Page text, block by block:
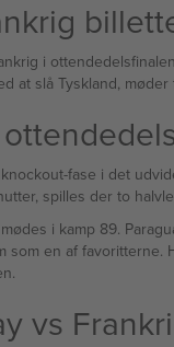
i
at slå Tyskland,
fase i det
spilles der to
i kamp 89.
en af favoritterne.
vs